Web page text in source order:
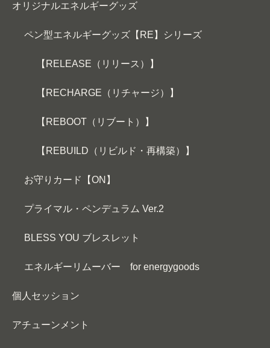
オリジナルエネルギーグッズ
ペン型エネルギーグッズ【RE】シリーズ
【RELEASE（リリース）】
【RECHARGE（リチャージ）】
【REBOOT（リブート）】
【REBUILD（リビルド・再構築）】
お守りカード【ON】
プライマル・ペンデュラム Ver.2
BLESS YOU ブレスレット
エネルギーリムーバー for energygoods
個人セッション
アチューンメント